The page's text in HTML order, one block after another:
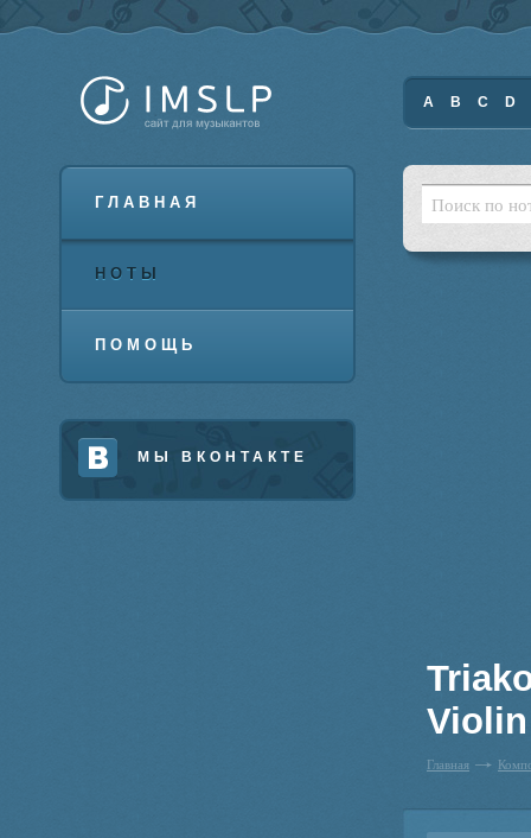
ГЛАВНАЯ
НОТЫ
ПОМОЩЬ
МЫ ВКОНТАКТЕ
A B C D
Главная